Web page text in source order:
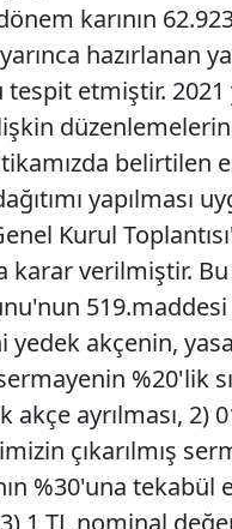
karının
hazırlanan
etmiştir. 2021
belirtilen
yapılması
Kurul
karar verilmiştir.
519.maddesi
yedek akçenin,
%20'lik
akçe ayrılması, 2)
çıkarılmış
%30'una tekabül
1 TL nominal